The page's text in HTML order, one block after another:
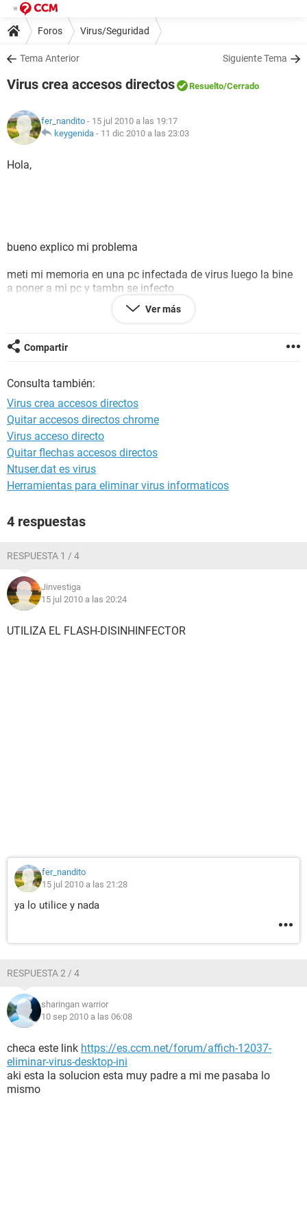
Foros Virus/Seguridad
Tema Anterior Siguiente Tema
Virus crea accesos directos Resuelto/Cerrado
fer_nandito - 15 jul 2010 a las 19:17
keygenida - 11 dic 2010 a las 23:03
Hola,
bueno explico mi problema
meti mi memoria en una pc infectada de virus luego la bine
a poner a mi pc y tambn se infecto
el problema esq cuando pongo la usb en la pc detecta que
elimina cuando abro la memoria usb ha varios archivos que
son accesos directos y si meto otra usb tambn se infecta
gracias por las ayudas
Ver más
Compartir
Consulta también:
Virus crea accesos directos
Quitar accesos directos chrome
Virus acceso directo
Quitar flechas accesos directos
Ntuser.dat es virus
Herramientas para eliminar virus informaticos
4 respuestas
RESPUESTA 1 / 4
Jinvestiga
15 jul 2010 a las 20:24
UTILIZA EL FLASH-DISINHINFECTOR
fer_nandito
15 jul 2010 a las 21:28
ya lo utilice y nada
RESPUESTA 2 / 4
sharingan warrior
10 sep 2010 a las 06:08
checa este link https://es.ccm.net/forum/affich-12037-
eliminar-virus-desktop-ini
aki esta la solucion esta muy padre a mi me pasaba lo
mismo